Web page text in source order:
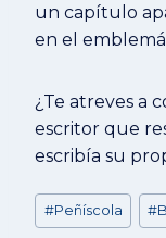
un capítulo
en el
¿Te atreves a
escritor que
escribía su
Etiquetas
de
#Peñíscola #